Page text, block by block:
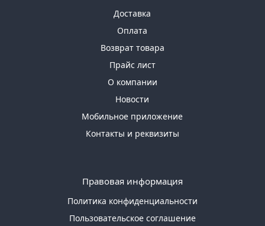
Доставка
Оплата
Возврат товара
Прайс лист
О компании
Новости
Мобильное приложение
Контакты и реквизиты
Правовая информация
Политика конфиденциальности
Пользовательское соглашение